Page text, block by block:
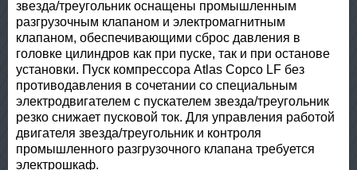
звезда/треугольник оснащены промышленным
разгрузочным клапаном и электромагнитным
клапаном, обеспечивающими сброс давления в
головке цилиндров как при пуске, так и при останове
установки. Пуск компрессора Atlas Copco LF без
противодавления в сочетании со специальным
электродвигателем с пускателем звезда/треугольник
резко снижает пусковой ток. Для управления работой
двигателя звезда/треугольник и контроля
промышленного разгрузочного клапана требуется
электрошкаф.